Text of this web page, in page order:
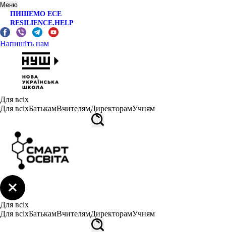
Меню
ПИШЕМО ЕСЕ
RESILIENCE.HELP
Напишіть нам
Для всіх
Для всіхБатькамВчителямДиректорамУчням
Для всіх
Для всіхБатькамВчителямДиректорамУчням